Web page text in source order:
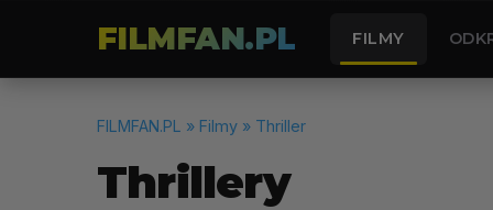
FILMFAN.PL FILMY
FILMFAN.PL » Filmy » Thriller
Thrillery